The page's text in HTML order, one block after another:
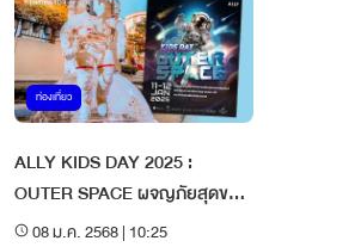
ท่องเที่ยว
ALLY KIDS DAY 2025 :
OUTER SPACE ผจญภัยสุดขอบ
จักรวาล เติมเต็มจินตนาการของ
08 ม.ค. 2568 | 10:25